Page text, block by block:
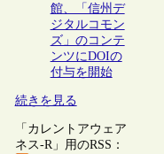
館、「信州デ
ジタルコモン
ズ」のコンテ
ンツにDOIの
付与を開始
続きを見る
「カレントアウェア
ネス-R」用のRSS：